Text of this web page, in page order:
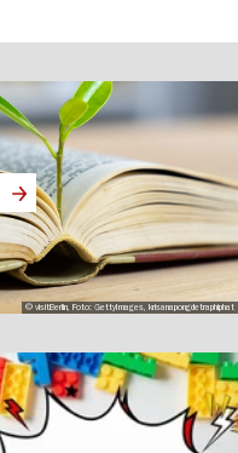
© visitBerlin, Foto: GettyImages, krisanapongdetraphiphat